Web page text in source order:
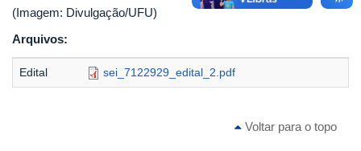
(Imagem: Divulgação/UFU)
Arquivos:
Edital sei_7122929_edital_2.pdf
Voltar para o topo